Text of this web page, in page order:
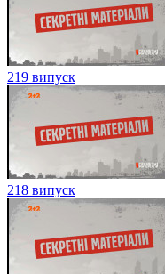
219 випуск
218 випуск